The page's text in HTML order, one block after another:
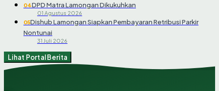
04DPD Matra Lamongan Dikukuhkan
01 Agustus 2026
05Dishub Lamongan Siapkan Pembayaran Retribusi Parkir
Nontunai
31 Juli 2026
Lihat Portal Berita